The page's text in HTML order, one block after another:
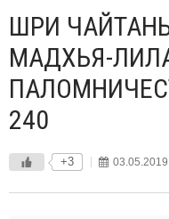
ШРИ
МАДХЬЯ-
240
+3 03.05.2019